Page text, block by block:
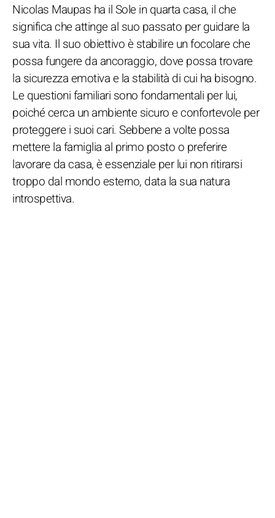
Nicolas Maupas ha il Sole in quarta casa, il che
significa che attinge al suo passato per guidare la
sua vita. Il suo obiettivo è stabilire un focolare che
possa fungere da ancoraggio, dove possa trovare
la sicurezza emotiva e la stabilità di cui ha bisogno.
Le questioni familiari sono fondamentali per lui,
poiché cerca un ambiente sicuro e confortevole per
proteggere i suoi cari. Sebbene a volte possa
mettere la famiglia al primo posto o preferire
lavorare da casa, è essenziale per lui non ritirarsi
troppo dal mondo esterno, data la sua natura
introspettiva.